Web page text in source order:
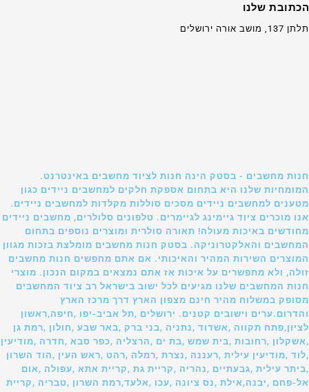
הכתובת שלנו
תלתן 137, מושב אורה ירושלים
חנות מחשבים - בסטק הינה חנות לציוד מחשבים באינטרנט.
המומחיות שלנו היא בתחום אספקת חלקים למחשבים ניידים כגון
מטענים למחשבים ניידים מסכים סוללות מקלדות למחשבים ניידים.
אנו מוכרים ציוד גיימינג לגיימרים. טלפונים סלולרים, מחשבים ניידים
מחודשים באיכות מעולה! תאורה סולרית ומוצרים נוספים בתחום
המחשבים והאלקטרוניקה. בסטק חנות מחשבים מומלצת בזכות מגוון
המוצרים השירות המהיר והאיכותי. אם אתם מחפשים חנות מחשבים
זולה, ולא מתפשרים על איכות אז אתם נמצאים במקום הנכון. מוצרי
חנות המחשבים שלנו מגיעים לכל ישוב בישראל רב ציוד המחשבים
מסופק במשלוח מהיר חינם מצפון הארץ דרך מרכז הארץ
והדרום.ערים וישובים קטנים. ירושלים ,תל אביב-יפו ,חיפה,ראשון
לציון,פתח תקווה ,אשדוד ,נתניה ,בני ברק ,באר שבע ,חולון ,רמת גן
,אשקלון ,רחובות ,בית שמש ,בת ים ,הרצליה ,כפר סבא ,חדרה ,מודיעין
,לוד ,מודיעין עילית ,רעננה ,נצרת ,רמלה ,רהט ,ראש העין ,הוד השרון
,ביתר עילית ,גבעתיים ,נהריה ,קריית גת ,קריית אתא ,עפולה ,אום
אל-פחם ,יבנה,אילת ,נס ציונה ,עכו ,אלעד,רמת השרון ,טבריה ,קריית